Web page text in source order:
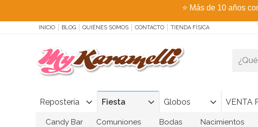
⭐ Más de 10 años
INICIO BLOG QUIÉNES SOMOS CONTACTO TIENDA FÍSICA
Repostería Fiesta Globos VENTA
Candy Bar Comuniones Bodas Nacimientos